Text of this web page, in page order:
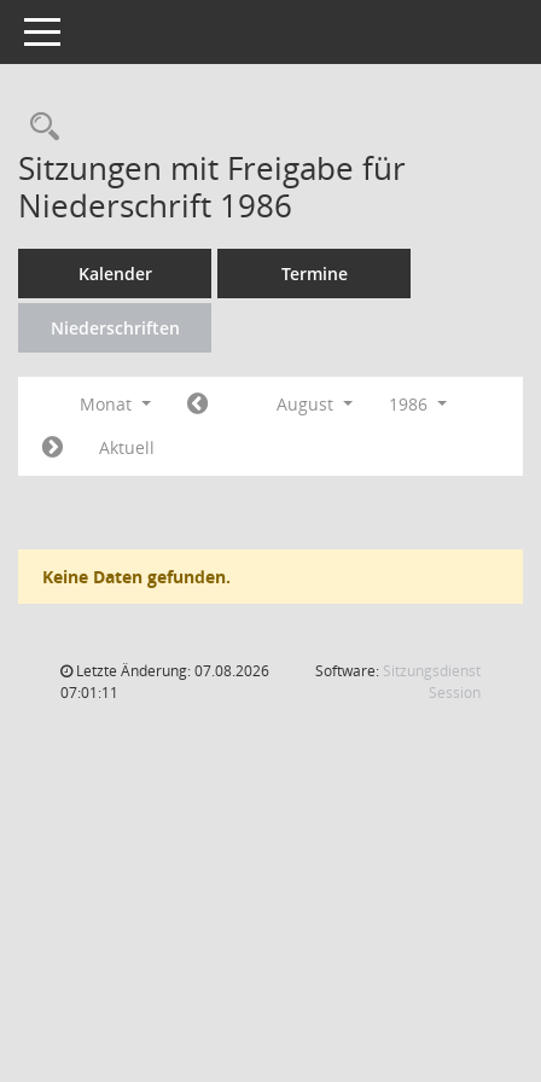
Toggle navigation
Rechercheauswahl
Sitzungen mit Freigabe für
Niederschrift 1986
Kalender Termine
Niederschriften
Monat August
1986
Aktuell
Keine Daten gefunden.
Letzte Änderung: 07.08.2026
07:01:11
Software: Sitzungsdienst
Session